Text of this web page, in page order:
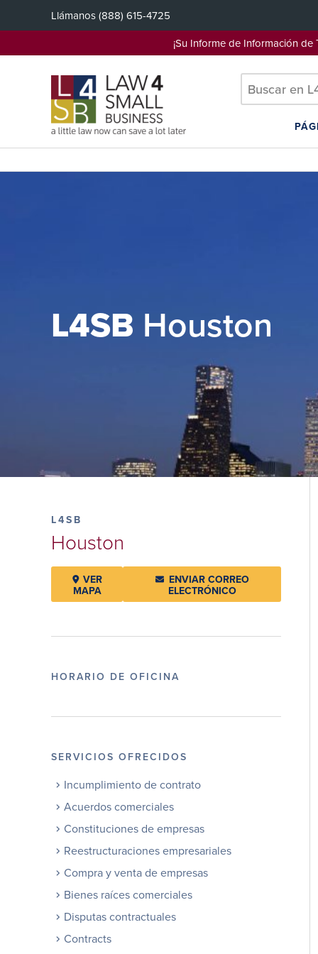
Llámanos(888) 615-4725
¡Su Informe de Información
L4SB Houston
L4SB
Houston
VER
MAPA
ENVIAR CORREO
ELECTRÓNICO
HORARIO DE OFICINA
SERVICIOS OFRECIDOS
Incumplimiento de contrato
Acuerdos comerciales
Constituciones de empresas
Reestructuraciones empresariales
Compra y venta de empresas
Bienes raíces comerciales
Disputas contractuales
Contracts